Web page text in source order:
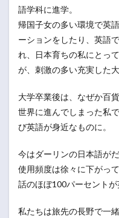
語学科に進学。
帰国子女の多い環境で英
ーションをしたり、英語
れ、日本育ちの私にとっ
が、刺激の多い充実した
大学卒業後は、なぜか百
世界に進んでしまった私
び英語が身近なものに。
今はダーリンの日本語が
使用頻度は徐々に下がっ
話のほぼ100パーセントが
私たちは旅先の長野で一